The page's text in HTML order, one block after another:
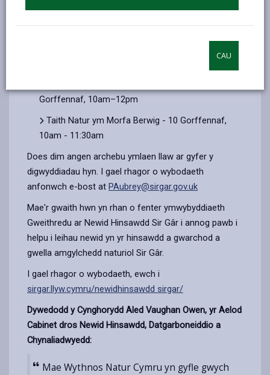
CAU
Saffari ar Lan y Môr ar draeth Cefn Sidan - 5
Gorffennaf, 10am–12pm
Gorffennaf, 10am–12pm
Taith Natur ym Morfa Berwig - 10 Gorffennaf,
10am - 11:30am
Does dim angen archebu ymlaen llaw ar gyfer y
digwyddiadau hyn. I gael rhagor o wybodaeth
anfonwch e-bost at PAubrey@sirgar.gov.uk
Mae'r gwaith hwn yn rhan o fenter ymwybyddiaeth
Gweithredu ar Newid Hinsawdd Sir Gâr i annog pawb i
helpu i leihau newid yn yr hinsawdd a gwarchod a
gwella amgylchedd naturiol Sir Gâr.
I gael rhagor o wybodaeth, ewch i
sirgar.llyw.cymru/newidhinsawdd sirgar/
Dywedodd y Cynghorydd Aled Vaughan Owen, yr Aelod
Cabinet dros Newid Hinsawdd, Datgarboneiddio a
Chynaliadwyedd:
Mae Wythnos Natur Cymru yn gyfle gwych